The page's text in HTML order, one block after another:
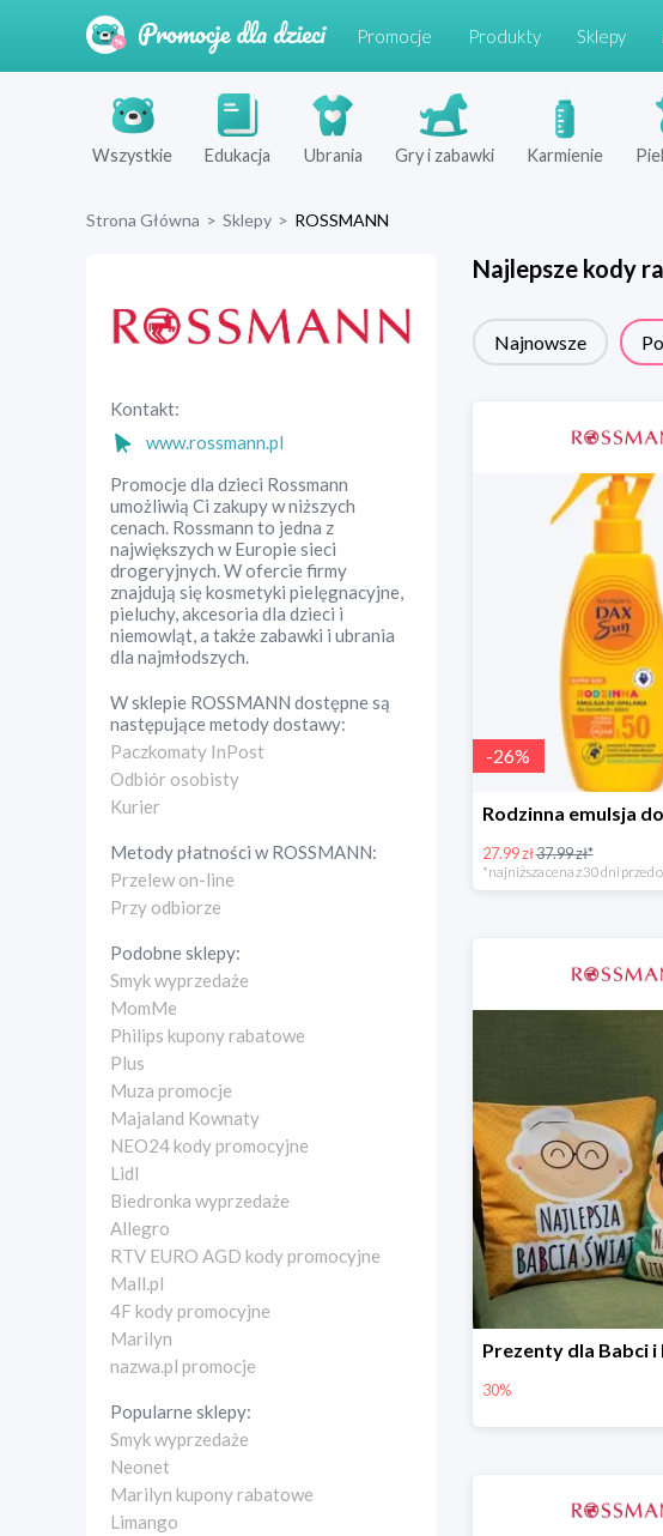
Promocje Produkty Sklepy
Wszystkie Edukacja Ubrania Gry i zabawki Karmienie
Strona Główna > Sklepy > ROSSMANN
Kontakt:
www.rossmann.pl
Promocje dla dzieci Rossmann
umożliwią Ci zakupy w niższych
cenach. Rossmann to jedna z
największych w Europie sieci
drogeryjnych. W ofercie firmy
znajdują się kosmetyki pielęgnacyjne,
pieluchy, akcesoria dla dzieci i
niemowląt, a także zabawki i ubrania
dla najmłodszych.
W sklepie ROSSMANN dostępne są
następujące metody dostawy:
Paczkomaty InPost
Odbiór osobisty
Kurier
Metody płatności wROSSMANN:
Przelew on-line
Przy odbiorze
Podobne sklepy:
Smyk wyprzedaże
MomMe
Philips kupony rabatowe
Plus
Muza promocje
Majaland Kownaty
NEO24 kody promocyjne
Lidl
Biedronka wyprzedaże
Allegro
RTV EURO AGD kody promocyjne
Mall.pl
4F kody promocyjne
Marilyn
nazwa.pl promocje
Popularne sklepy:
Smyk wyprzedaże
Neonet
Marilyn kupony rabatowe
Limango
Najlepsze kody
Najnowsze
-26%
27.99 zł37.99 zł*
*najniższa cena z 30 dni przed
30%